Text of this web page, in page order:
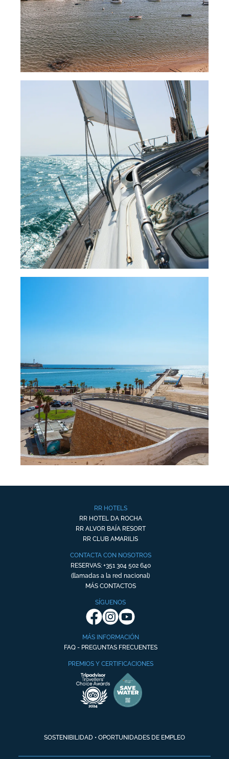
RR HOTELS
RR HOTEL DA ROCHA
RR ALVOR BAÍA RESORT
RR CLUB AMARILIS
CONTACTA CON NOSOTROS
RESERVAS: +351 304 502 640
(llamadas a la red nacional)
MÁS CONTACTOS
SÍGUENOS
MÁS INFORMACIÓN
FAQ - PREGUNTAS FRECUENTES
PREMIOS Y CERTIFICACIONES
SOSTENIBILIDAD • OPORTUNIDADES DE EMPLEO